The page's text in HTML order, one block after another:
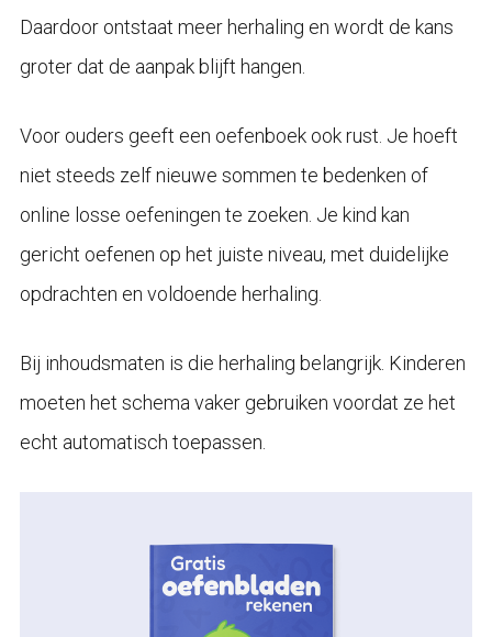
Daardoor ontstaat meer herhaling en wordt de kans
groter dat de aanpak blijft hangen.
Voor ouders geeft een oefenboek ook rust. Je hoeft
niet steeds zelf nieuwe sommen te bedenken of
online losse oefeningen te zoeken. Je kind kan
gericht oefenen op het juiste niveau, met duidelijke
opdrachten en voldoende herhaling.
Bij inhoudsmaten is die herhaling belangrijk. Kinderen
moeten het schema vaker gebruiken voordat ze het
echt automatisch toepassen.